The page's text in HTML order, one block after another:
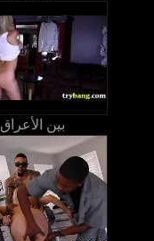
بين الأعراق